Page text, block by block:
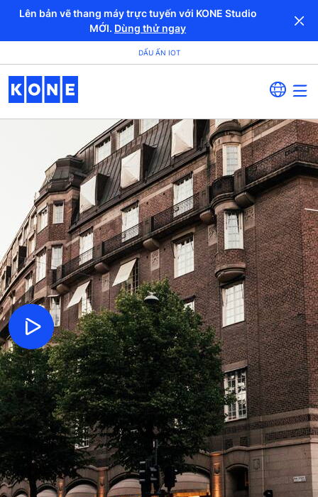
Lên bản vẽ thang máy trực tuyến với KONE Studio
MỚI. Dùng thử ngay
DẤU ẤN IOT